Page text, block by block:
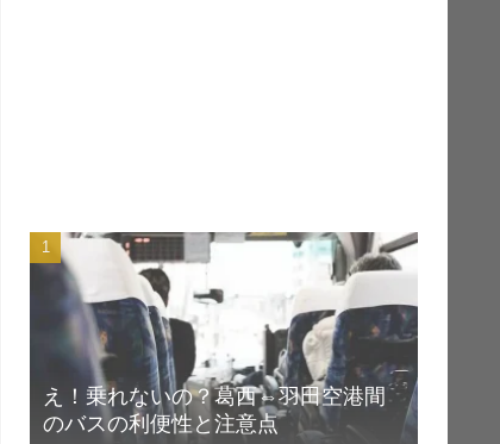
え！乗れないの？葛西⇔羽田空港間
のバスの利便性と注意点